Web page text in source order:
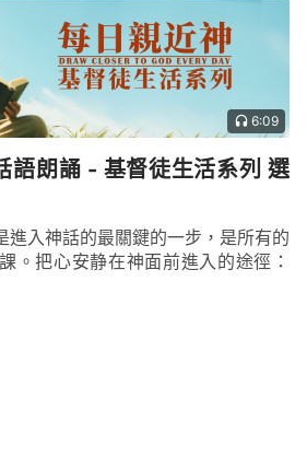
6:09
語朗誦 - 基督徒生活系列 選
進入神話的最關鍵的一步，是所有的
。把心安静在神面前進入的途徑：